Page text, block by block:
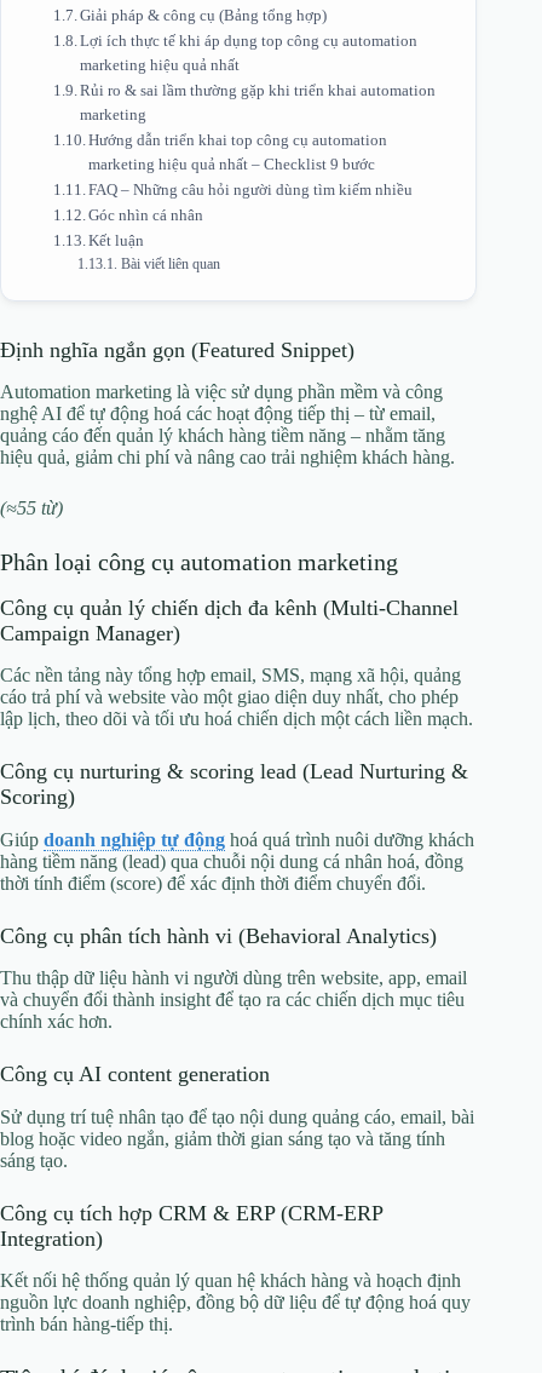
Giải pháp & công cụ (Bảng tổng hợp)
Lợi ích thực tế khi áp dụng top công cụ automation
marketing hiệu quả nhất
Rủi ro & sai lầm thường gặp khi triển khai automation
marketing
Hướng dẫn triển khai top công cụ automation
marketing hiệu quả nhất – Checklist 9 bước
FAQ – Những câu hỏi người dùng tìm kiếm nhiều
Góc nhìn cá nhân
Kết luận
Bài viết liên quan
Định nghĩa ngắn gọn (Featured Snippet)
Automation marketing là việc sử dụng phần mềm và công
nghệ AI để tự động hoá các hoạt động tiếp thị – từ email,
quảng cáo đến quản lý khách hàng tiềm năng – nhằm tăng
hiệu quả, giảm chi phí và nâng cao trải nghiệm khách hàng.
(≈55 từ)
Phân loại công cụ automation marketing
Công cụ quản lý chiến dịch đa kênh (Multi‑Channel
Campaign Manager)
Các nền tảng này tổng hợp email, SMS, mạng xã hội, quảng
cáo trả phí và website vào một giao diện duy nhất, cho phép
lập lịch, theo dõi và tối ưu hoá chiến dịch một cách liền mạch.
Công cụ nurturing & scoring lead (Lead Nurturing &
Scoring)
Giúp doanh nghiệp tự động hoá quá trình nuôi dưỡng khách
hàng tiềm năng (lead) qua chuỗi nội dung cá nhân hoá, đồng
thời tính điểm (score) để xác định thời điểm chuyển đổi.
Công cụ phân tích hành vi (Behavioral Analytics)
Thu thập dữ liệu hành vi người dùng trên website, app, email
và chuyển đổi thành insight để tạo ra các chiến dịch mục tiêu
chính xác hơn.
Công cụ AI content generation
Sử dụng trí tuệ nhân tạo để tạo nội dung quảng cáo, email, bài
blog hoặc video ngắn, giảm thời gian sáng tạo và tăng tính
sáng tạo.
Công cụ tích hợp CRM & ERP (CRM‑ERP
Integration)
Kết nối hệ thống quản lý quan hệ khách hàng và hoạch định
nguồn lực doanh nghiệp, đồng bộ dữ liệu để tự động hoá quy
trình bán hàng‑tiếp thị.